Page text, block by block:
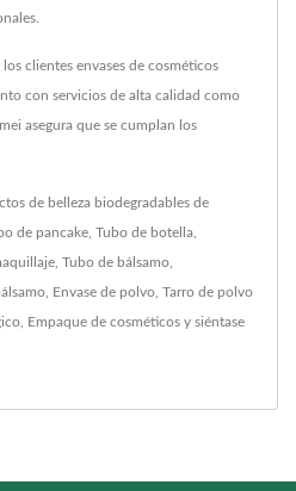
clientes envases de cosméticos
con servicios de alta calidad como
asegura que se cumplan los
de belleza biodegradables de
de pancake Tubo de botella
Tubo de bálsamo
Envase de polvo Tarro de polvo
Empaque de cosméticos y siéntase